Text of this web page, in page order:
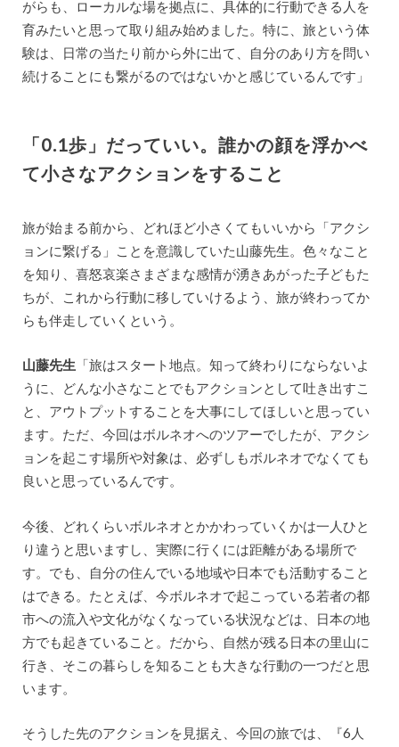
がらも、ローカルな場を拠点に、具体的に行動できる人を
育みたいと思って取り組み始めました。特に、旅という体
験は、日常の当たり前から外に出て、自分のあり方を問い
続けることにも繋がるのではないかと感じているんです」
「0.1歩」だっていい。誰かの顔を浮かべ
て小さなアクションをすること
旅が始まる前から、どれほど小さくてもいいから「アクシ
ョンに繋げる」ことを意識していた山藤先生。色々なこと
を知り、喜怒哀楽さまざまな感情が湧きあがった子どもた
ちが、これから行動に移していけるよう、旅が終わってか
らも伴走していくという。
山藤先生 「旅はスタート地点。知って終わりにならないよ
うに、どんな小さなことでもアクションとして吐き出すこ
と、アウトプットすることを大事にしてほしいと思ってい
ます。ただ、今回はボルネオへのツアーでしたが、アクシ
ョンを起こす場所や対象は、必ずしもボルネオでなくても
良いと思っているんです。
今後、どれくらいボルネオとかかわっていくかは一人ひと
り違うと思いますし、実際に行くには距離がある場所で
す。でも、自分の住んでいる地域や日本でも活動すること
はできる。たとえば、今ボルネオで起こっている若者の都
市への流入や文化がなくなっている状況などは、日本の地
方でも起きていること。だから、自然が残る日本の里山に
行き、そこの暮らしを知ることも大きな行動の一つだと思
います。
そうした先のアクションを見据え、今回の旅では、『6人